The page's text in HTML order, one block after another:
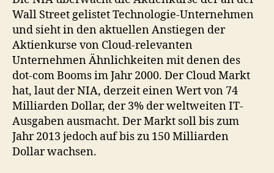
Wall Street gelistet Technologie-Unternehmen
und sieht in den aktuellen Anstiegen der
Aktienkurse von Cloud-relevanten
Unternehmen Ähnlichkeiten mit denen des
dot-com Booms im Jahr 2000. Der Cloud Markt
hat, laut der NIA, derzeit einen Wert von 74
Milliarden Dollar, der 3% der weltweiten IT-
Ausgaben ausmacht. Der Markt soll bis zum
Jahr 2013 jedoch auf bis zu 150 Milliarden
Dollar wachsen.